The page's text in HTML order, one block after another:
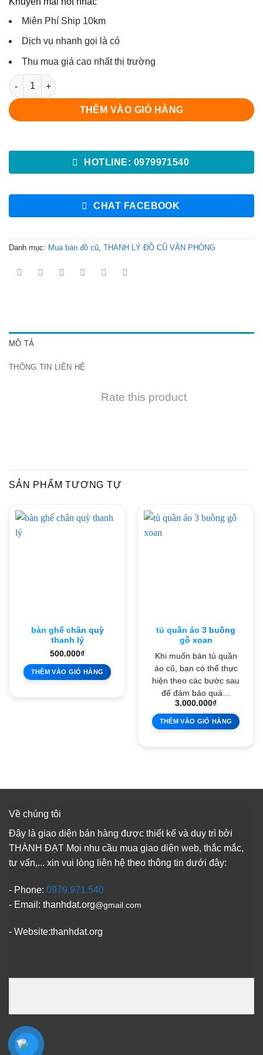
Miên Phí Ship 10km
Dịch vụ nhanh gọi là có
Thu mua giá cao nhất thị trường
Bộ bàn ghế sofa khung gỗ sồi số lượng
THÊM VÀO GIỎ HÀNG
HOTLINE: 0979971540
CHAT FACEBOOK
Danh mục: Mua bán đồ cũ THANH LÝ ĐỒ CŨ VĂN PHÒNG
MÔ TẢ
THÔNG TIN LIÊN HỆ
Rate this product
SẢN PHẨM TƯƠNG TỰ
bàn ghế chân quỳ
thanh lý
500.000₫
THÊM VÀO GIỎ HÀNG
tủ quần áo 3 buồng
gỗ xoan
Khi muốn bán tủ quần
áo cũ, bạn có thể thực
hiện theo các bước sau
để đảm bảo quá…
3.000.000₫
THÊM VÀO GIỎ HÀNG
Về chúng tôi
Đây là giao diện bán hàng được thiết kế và duy trì bởi
THÀNH ĐẠT Mọi nhu cầu mua giao diện web, thắc mắc,
tư vấn,... xin vui lòng liên hệ theo thông tin dưới đây:
- Phone: 0979.971.540
- Email: thanhdat.org@gmail.com
- Website:thanhdat.org